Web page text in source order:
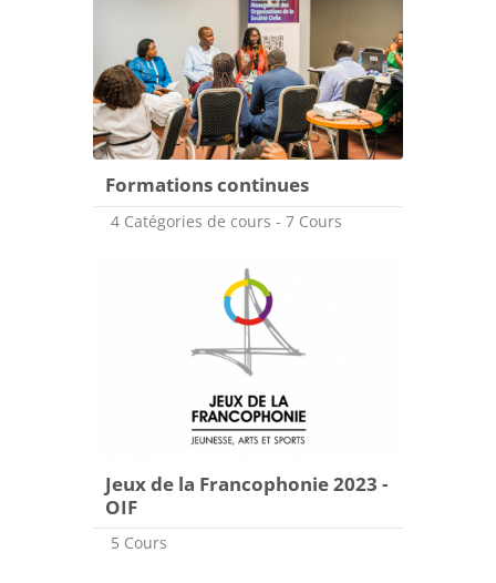
Formations continues
4 Catégories de cours - 7 Cours
Jeux de la Francophonie 2023 -
OIF
5 Cours